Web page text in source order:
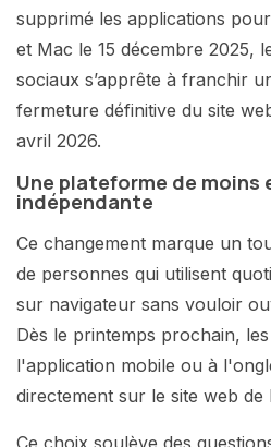
supprimé les applications
et Mac le 15 décembre 2025,
sociaux s’apprête à franchir
fermeture définitive du site
avril 2026.
Une plateforme de moins
indépendante
Ce changement marque un
de personnes qui utilisent
sur navigateur sans vouloir
Dès le printemps prochain,
l'application mobile ou à
directement sur le site web de
Ce choix soulève des